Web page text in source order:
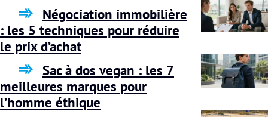
Négociation immobilière
: les 5 techniques pour réduire
le prix d’achat
Sac à dos vegan : les 7
meilleures marques pour
l’homme éthique